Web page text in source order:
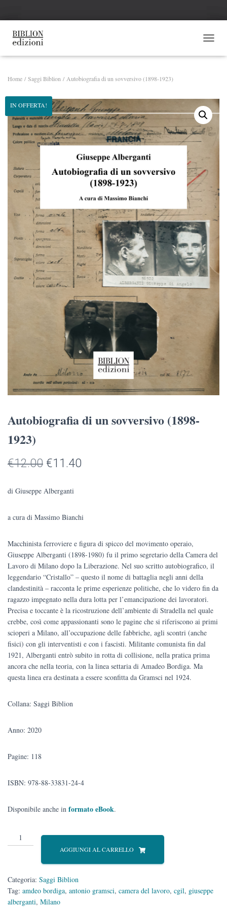
Home /Saggi Biblion / Autobiografia di un sovversivo (1898-1923)
IN OFFERTA!
Autobiografia di un sovversivo (1898-
1923)
€12.00 Il
era:
€12.00.
€11.40
è:
€11.40.
di Giuseppe Alberganti
a cura di Massimo Bianchi
Macchinista ferroviere e figura di spicco del movimento operaio,
Giuseppe Alberganti (1898-1980) fu il primo segretario della Camera del
Lavoro di Milano dopo la Liberazione. Nel suo scritto autobiografico, il
leggendario “Cristallo” – questo il nome di battaglia negli anni della
clandestinità – racconta le prime esperienze politiche, che lo videro fin da
ragazzo impegnato nella dura lotta per l’emancipazione dei lavoratori.
Precisa e toccante è la ricostruzione dell’ambiente di Stradella nel quale
crebbe, così come appassionanti sono le pagine che si riferiscono ai primi
scioperi a Milano, all’occupazione delle fabbriche, agli scontri (anche
fisici) con gli interventisti e con i fascisti. Militante comunista fin dal
1921, Alberganti entrò subito in rotta di collisione, nella pratica prima
ancora che nella teoria, con la linea settaria di Amadeo Bordiga. Ma
questa linea era destinata a essere sconfitta da Gramsci nel 1924.
Collana: Saggi Biblion
Anno: 2020
Pagine: 118
ISBN: 978-88-33831-24-4
Disponibile anche in formato eBook.
Autobiografia
di
(1898-
1923)
quantità
AGGIUNGI AL CARRELLO
Categoria: Saggi Biblion
Tag: amdeo bordiga, antonio gramsci, camera del lavoro, cgil, giuseppe
alberganti, Milano